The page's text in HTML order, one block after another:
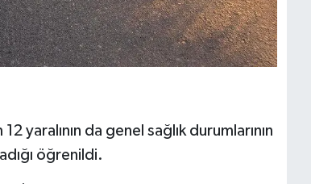
yaralının da genel sağlık durumlarının
öğrenildi.